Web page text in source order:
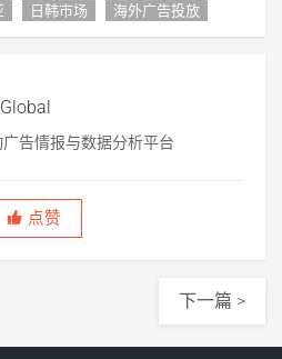
日韩市场 海外广告投放
告情报与数据分析平台
点赞
下一篇 >